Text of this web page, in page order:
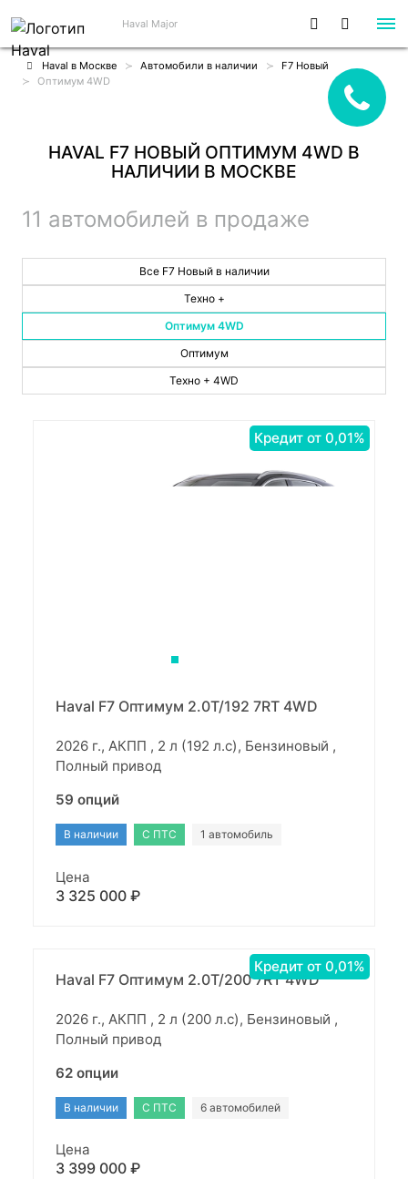
Haval Major
Haval в Москве Автомобили в наличии
F7 Новый
Оптимум 4WD
HAVAL F7 НОВЫЙ ОПТИМУМ 4WD В
НАЛИЧИИ В МОСКВЕ
11 автомобилей в продаже
Все F7 Новый в наличии
Техно +
Оптимум 4WD
Оптимум
Техно + 4WD
Кредит от 0,01%
Haval F7 Оптимум 2.0T/192 7RT 4WD
2026 г., АКПП , 2 л (192 л.с), Бензиновый ,
Полный привод
59 опций
В наличии С ПТС 1 автомобиль
Цена
3 325 000 ₽
Кредит от 0,01%
Haval F7 Оптимум 2.0T/200 7RT 4WD
2026 г., АКПП , 2 л (200 л.с), Бензиновый ,
Полный привод
62 опции
В наличии С ПТС 6 автомобилей
Цена
3 399 000 ₽